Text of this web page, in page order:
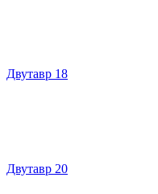
Двутавр 18
Двутавр 20